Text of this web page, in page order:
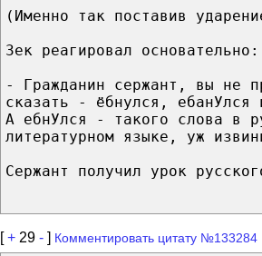
(Именно так поставив
Зек реагировал основательно:
- Гражданин сержант, вы не
сказать - ёбнулся, ебанУлся
А ебнУлся - такого слова в
литературном языке, уж
Сержант получил урок
[+ 29 - ] Комментировать цитату №133284